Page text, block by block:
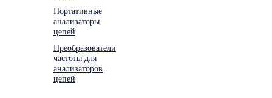
Портативные
анализаторы
цепей
Преобразователи
частоты для
анализаторов
цепей